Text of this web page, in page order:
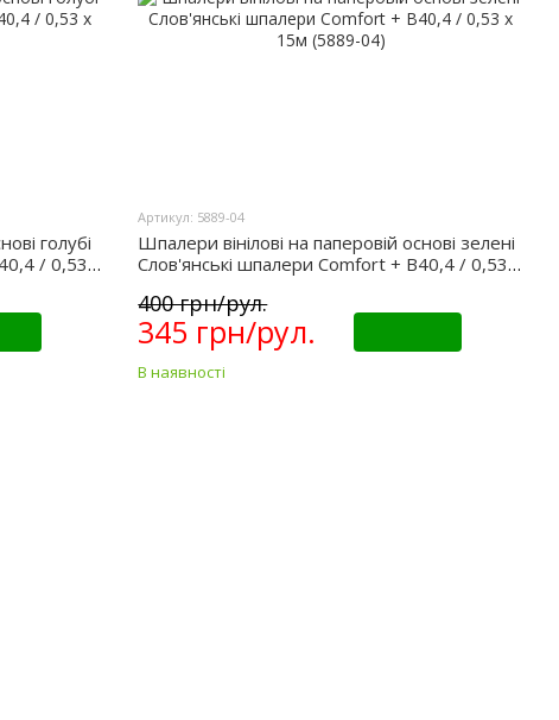
голубі
/ 0,53 х
Артикул: 5889-04
Шпалери вінілові на паперовій основі зелені
Слов'янські шпалери Comfort + В40,4 / 0,53 х
400 грн/рул.
345 грн/рул.
В наявності